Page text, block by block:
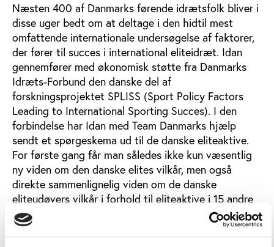
Næsten 400 af Danmarks førende idrætsfolk bliver i
disse uger bedt om at deltage i den hidtil mest
omfattende internationale undersøgelse af faktorer,
der fører til succes i international eliteidræt. Idan
gennemfører med økonomisk støtte fra Danmarks
Idræts-Forbund den danske del af
forskningsprojektet SPLISS (Sport Policy Factors
Leading to International Sporting Succes). I den
forbindelse har Idan med Team Danmarks hjælp
sendt et spørgeskema ud til de danske eliteaktive.
For første gang får man således ikke kun væsentlig
ny viden om den danske elites vilkår, men også
direkte sammenlignelig viden om de danske
eliteudøvers vilkår i forhold til eliteaktive i 15 andre
lande med fokus på eliteidræt. I løbet af det tidligere
forår vil også sportschefer i specialforbundene samt